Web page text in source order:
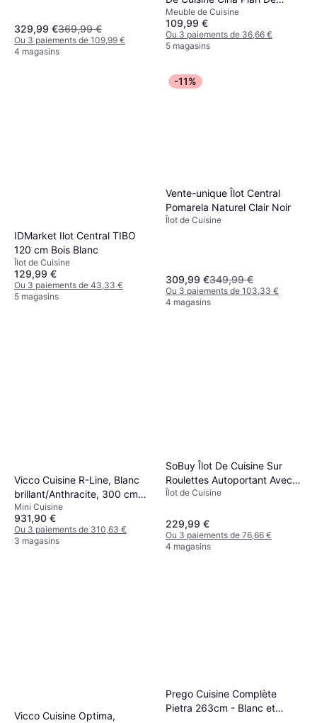
329,99 €369,99 €
Ou 3 paiements de 109,99 €
4 magasins
Travail - Marron
Meuble de Cuisine
109,99 €
Ou 3 paiements de 36,66 €
5 magasins
IDMarket Ilot Central TIBO
120 cm Bois Blanc
Îlot de Cuisine
129,99 €
Ou 3 paiements de 43,33 €
5 magasins
-11%
Vente-unique Îlot Central
Pomarela Naturel Clair Noir
Îlot de Cuisine
309,99 €349,99 €
Ou 3 paiements de 103,33 €
4 magasins
Vicco Cuisine R-Line, Blanc
brillant/Anthracite, 300 cm
avec armoire haute, sans
plan de travail
Mini Cuisine
931,90 €
Ou 3 paiements de 310,63 €
3 magasins
SoBuy Îlot De Cuisine Sur
Roulettes Autoportant Avec
Plan De Travail Extensible -
Îlot de Cuisine
229,99 €
Ou 3 paiements de 76,66 €
4 magasins
Vicco Cuisine Optima,
Prego Cuisine Complète
Pietra 263cm - Blanc et